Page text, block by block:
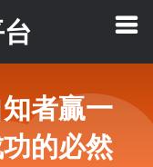
者贏一
的必然